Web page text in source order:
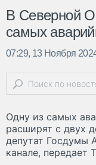
В Северной
самых
07:29, 13 Ноября
Одну из самых
расширят с двух
депутат Госдумы
канале, передает